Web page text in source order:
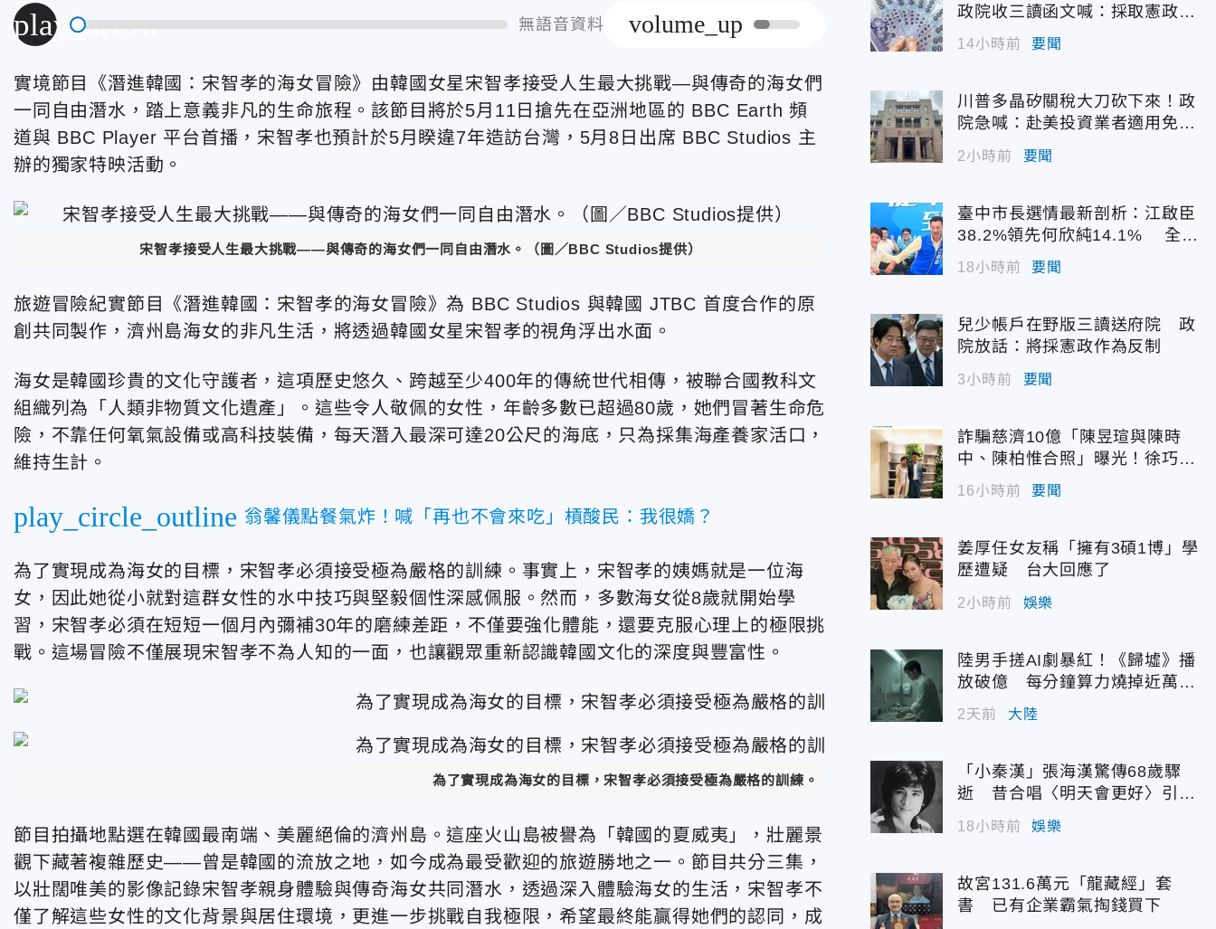
play_arrow 無語音資料 volume_up
實境節目《潛進韓國：宋智孝的海女冒險》由韓國女星宋智孝接受人生最大挑戰—與傳奇的海女們
一同自由潛水，踏上意義非凡的生命旅程。該節目將於5月11日搶先在亞洲地區的 BBC Earth 頻
道與 BBC Player 平台首播，宋智孝也預計於5月睽違7年造訪台灣，5月8日出席 BBC Studios 主
辦的獨家特映活動。
宋智孝接受人生最大挑戰——與傳奇的海女們一同自由潛水。（圖／BBC Studios提供）
旅遊冒險紀實節目《潛進韓國：宋智孝的海女冒險》為 BBC Studios 與韓國 JTBC 首度合作的原
創共同製作，濟州島海女的非凡生活，將透過韓國女星宋智孝的視角浮出水面。
海女是韓國珍貴的文化守護者，這項歷史悠久、跨越至少400年的傳統世代相傳，被聯合國教科文
組織列為「人類非物質文化遺產」。這些令人敬佩的女性，年齡多數已超過80歲，她們冒著生命危
險，不靠任何氧氣設備或高科技裝備，每天潛入最深可達20公尺的海底，只為採集海產養家活口，
維持生計。
play_circle_outline 翁馨儀點餐氣炸！喊「再也不會來吃」槓酸民：我很嬌？
為了實現成為海女的目標，宋智孝必須接受極為嚴格的訓練。事實上，宋智孝的姨媽就是一位海
女，因此她從小就對這群女性的水中技巧與堅毅個性深感佩服。然而，多數海女從8歲就開始學
習，宋智孝必須在短短一個月內彌補30年的磨練差距，不僅要強化體能，還要克服心理上的極限挑
戰。這場冒險不僅展現宋智孝不為人知的一面，也讓觀眾重新認識韓國文化的深度與豐富性。
為了實現成為海女的目標，宋智孝必須接受極為嚴格的訓練。（圖／BBC Studios提供）
節目拍攝地點選在韓國最南端、美麗絕倫的濟州島。這座火山島被譽為「韓國的夏威夷」，壯麗景
觀下藏著複雜歷史——曾是韓國的流放之地，如今成為最受歡迎的旅遊勝地之一。節目共分三集，
以壯闊唯美的影像記錄宋智孝親身體驗與傳奇海女共同潛水，透過深入體驗海女的生活，宋智孝不
僅了解這些女性的文化背景與居住環境，更進一步挑戰自我極限，希望最終能贏得她們的認同，成
政院收三讀函文喊：採取憲政作
14小時前 要聞
川普多晶矽關稅大刀砍下來！政
院急喊：赴美投資業者適用免稅
配額
2小時前 要聞
臺中市長選情最新剖析：江啟臣
38.2%領先何欣純14.1% 全世
代支持度全面居首
18小時前 要聞
兒少帳戶在野版三讀送府院 政
院放話：將採憲政作為反制
3小時前 要聞
詐騙慈濟10億「陳昱瑄與陳時
中、陳柏惟合照」曝光！徐巧芯
震撼出手
16小時前 要聞
姜厚任女友稱「擁有3碩1博」學
歷遭疑 台大回應了
2小時前 娛樂
陸男手搓AI劇暴紅！《歸墟》播
放破億 每分鐘算力燒掉近萬台
2天前 大陸
「小秦漢」張海漢驚傳68歲驟
逝 昔合唱〈明天會更好〉引追
18小時前 娛樂
故宮131.6萬元「龍藏經」套
書 已有企業霸氣掏錢買下